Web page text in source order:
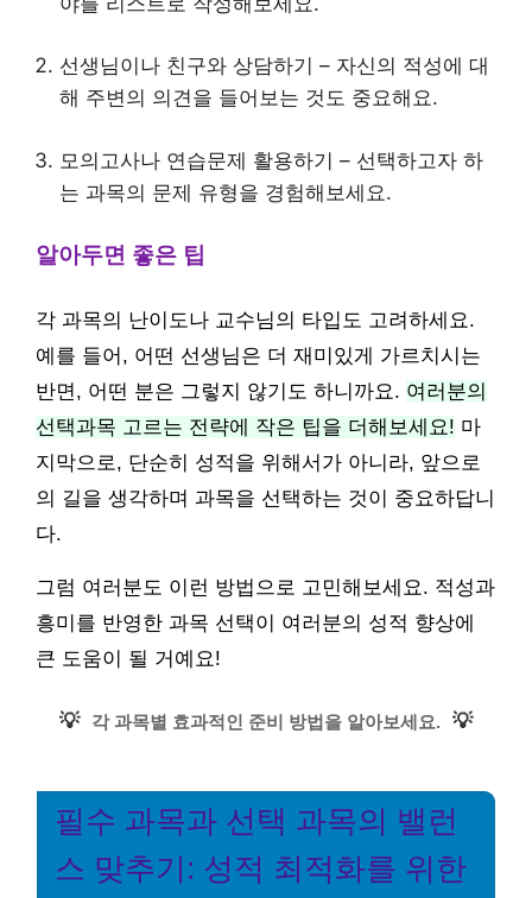
선생님이나 친구와 상담하기 – 자신의 적성에 대
해 주변의 의견을 들어보는 것도 중요해요.
모의고사나 연습문제 활용하기 – 선택하고자 하
는 과목의 문제 유형을 경험해보세요.
알아두면 좋은 팁
각 과목의 난이도나 교수님의 타입도 고려하세요.
예를 들어, 어떤 선생님은 더 재미있게 가르치시는
반면, 어떤 분은 그렇지 않기도 하니까요. 여러분의
선택과목 고르는 전략에 작은 팁을 더해보세요! 마
지막으로, 단순히 성적을 위해서가 아니라, 앞으로
의 길을 생각하며 과목을 선택하는 것이 중요하답니
다.
그럼 여러분도 이런 방법으로 고민해보세요. 적성과
흥미를 반영한 과목 선택이 여러분의 성적 향상에
큰 도움이 될 거예요!
💡 각 과목별 효과적인 준비 방법을 알아보세요. 💡
필수 과목과 선택 과목의 밸런
스 맞추기: 성적 최적화를 위한